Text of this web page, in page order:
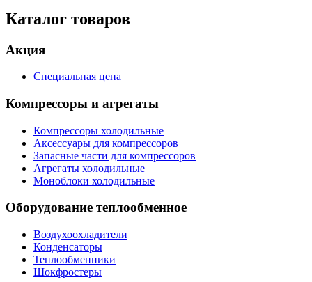
Каталог товаров
Акция
Специальная цена
Компрессоры и агрегаты
Компрессоры холодильные
Аксессуары для компрессоров
Запасные части для компрессоров
Агрегаты холодильные
Моноблоки холодильные
Оборудование теплообменное
Воздухоохладители
Конденсаторы
Теплообменники
Шокфростеры